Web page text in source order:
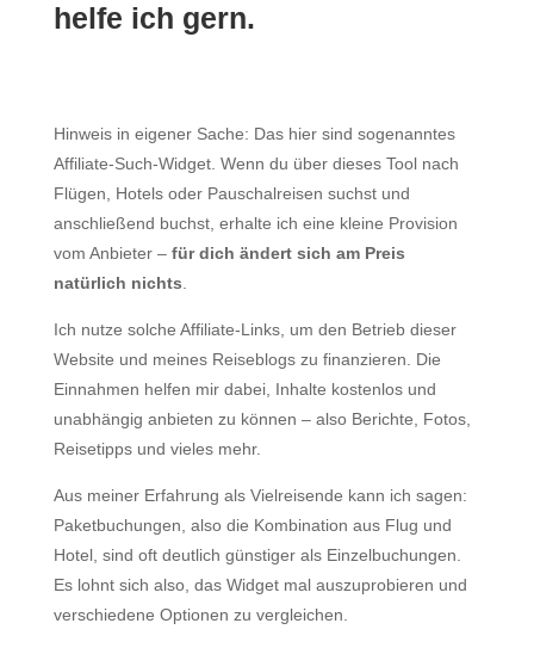
helfe ich gern.
Hinweis in eigener Sache: Das hier sind sogenanntes
Affiliate-Such-Widget. Wenn du über dieses Tool nach
Flügen, Hotels oder Pauschalreisen suchst und
anschließend buchst, erhalte ich eine kleine Provision
vom Anbieter – für dich ändert sich am Preis
natürlich nichts
Ich nutze solche Affiliate-Links, um den Betrieb dieser
Website und meines Reiseblogs zu finanzieren. Die
Einnahmen helfen mir dabei, Inhalte kostenlos und
unabhängig anbieten zu können – also Berichte, Fotos,
Reisetipps und vieles mehr.
Aus meiner Erfahrung als Vielreisende kann ich sagen:
Paketbuchungen, also die Kombination aus Flug und
Hotel, sind oft deutlich günstiger als Einzelbuchungen.
Es lohnt sich also, das Widget mal auszuprobieren und
verschiedene Optionen zu vergleichen.